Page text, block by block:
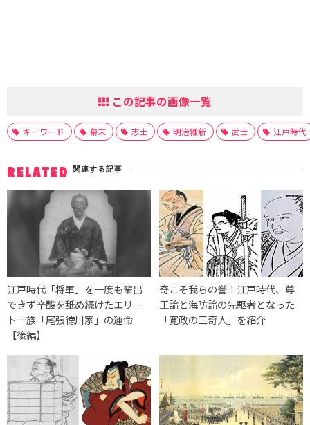
この記事の画像一覧
キーワード 幕末 志士 明治維新 武士 江戸時代
RELATED 関連する記事
江戸時代「将軍」を一度も輩出
できず辛酸を舐め続けたエリー
ト一族「尾張徳川家」の運命
【後編】
奇こそ我らの誉！江戸時代、尊
王論と海防論の先駆者となった
「寛政の三奇人」を紹介